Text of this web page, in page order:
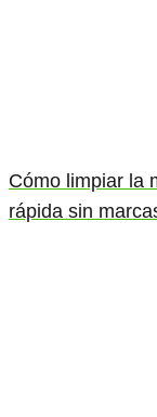
Cómo limpiar la
rápida sin